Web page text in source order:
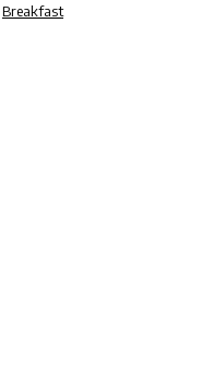
Breakfast